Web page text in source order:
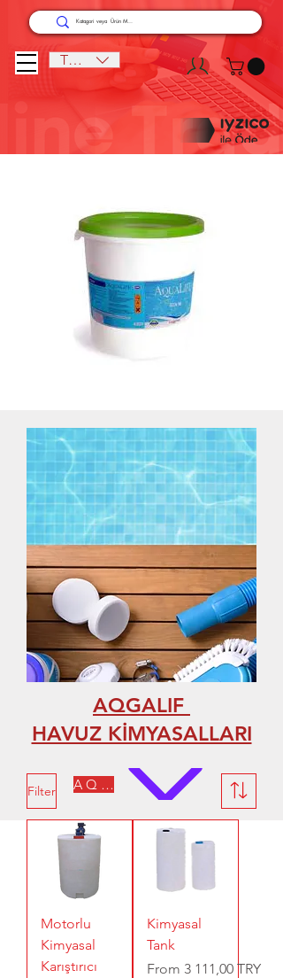
TRY (₺)
AQGALIF
HAVUZ KİMYASALLARI
AQUALIFE
Filter
Motorlu
Kimyasal
Karıştırıcı
Kimyasal
Tank
From 3 111,00 TRY
Sale Price